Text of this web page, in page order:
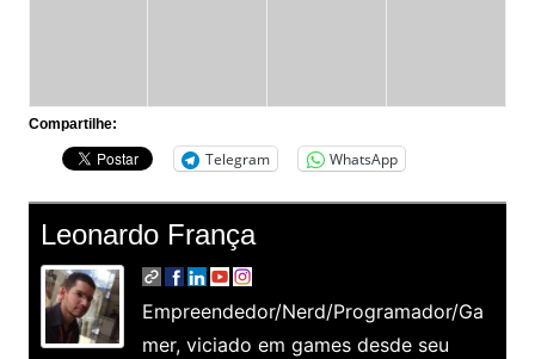
Compartilhe:
Telegram WhatsApp
Leonardo França
Empreendedor/Nerd/Programador/Ga
mer, viciado em games desde seu